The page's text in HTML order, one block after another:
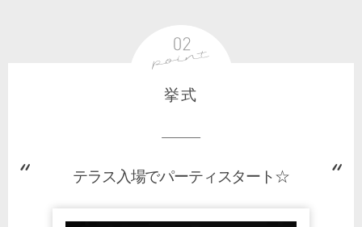
挙式
テラス入場でパーティスタート☆